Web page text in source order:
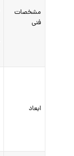
مشخصات
فنی
ابعاد